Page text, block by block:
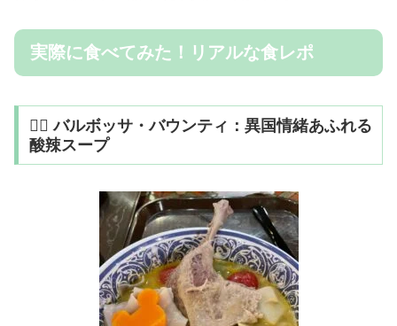
実際に食べてみた！リアルな食レポ
🏴‍☠️ バルボッサ・バウンティ：異国情緒あふれる
酸辣スープ